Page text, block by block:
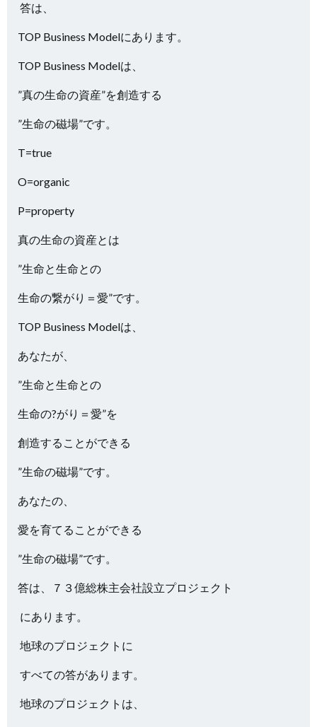
答は、
TOP Business Modelにあります。
TOP Business Modelは、
”真の生命の資産”を創造する
”生命の磁場”です。
T=true
O=organic
P=property
真の生命の資産とは
”生命と生命との
生命の繋がり＝愛”です。
TOP Business Modelは、
あなたが、
”生命と生命との
生命の?がり＝愛”を
創造することができる
”生命の磁場”です。
あなたの、
愛を育てることができる
”生命の磁場”です。
答は、７３億総株主会社設立プロジェクト
にあります。
地球のプロジェクトに
すべての答があります。
地球のプロジェクトは、